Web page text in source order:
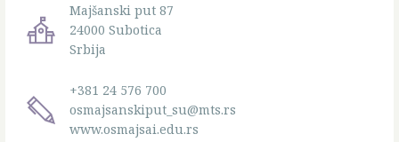
Majšanski put 87
24000 Subotica
Srbija
+381 24 576 700
osmajsanskiput_su@mts.rs
www.osmajsai.edu.rs